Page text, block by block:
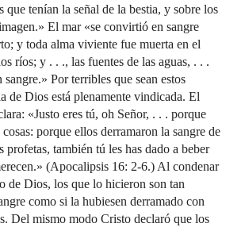
que tenían la señal de la bestia, y sobre los
El mar «se convirtió en sangre
y toda alma viviente fue muerta en el
ríos; y . . ., las fuentes de las aguas, . . .
Por terribles que sean estos
de Dios está plenamente vindicada. El
«Justo eres tú, oh Señor, . . . porque
cosas: porque ellos derramaron la sangre de
profetas, también tú les has dado a beber
(Apocalipsis 16: 2-6.) Al condenar
de Dios, los que lo hicieron son tan
como si la hubiesen derramado con
Del mismo modo Cristo declaró que los